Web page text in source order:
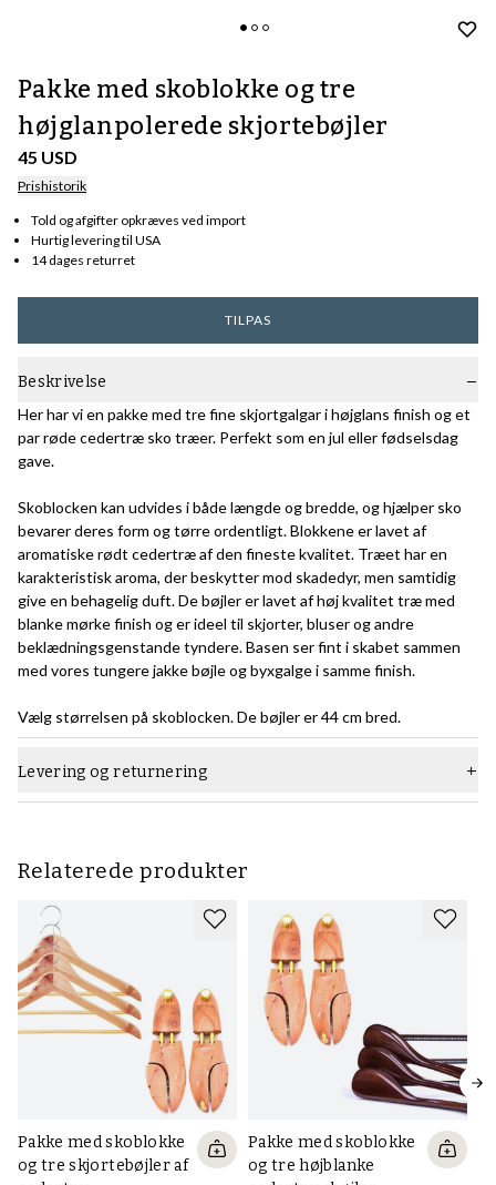
Pakke med skoblokke og tre
højglanpolerede skjortebøjler
45 USD
Prishistorik
Told og afgifter opkræves ved import
Hurtig levering til USA
14 dages returret
TILPAS
Beskrivelse
Her har vi en pakke med tre fine skjortgalgar i højglans finish og et
par røde cedertræ sko træer. Perfekt som en jul eller fødselsdag
gave.
Skoblocken kan udvides i både længde og bredde, og hjælper sko
bevarer deres form og tørre ordentligt. Blokkene er lavet af
aromatiske rødt cedertræ af den fineste kvalitet. Træet har en
karakteristisk aroma, der beskytter mod skadedyr, men samtidig
give en behagelig duft. De bøjler er lavet af høj kvalitet træ med
blanke mørke finish og er ideel til skjorter, bluser og andre
beklædningsgenstande tyndere. Basen ser fint i skabet sammen
med vores tungere jakke bøjle og byxgalge i samme finish.
Vælg størrelsen på skoblocken. De bøjler er 44 cm bred.
Levering og returnering
Relaterede produkter
Pakke med skoblokke
og tre skjortebøjler af
Pakke med skoblokke
og tre højblanke